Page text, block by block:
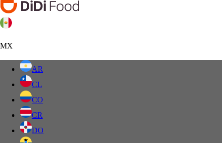
MX
AR
CL
CO
CR
DO